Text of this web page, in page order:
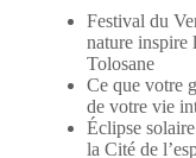
Festival du
nature inspire
Tolosane
Ce que votre
de votre vie
Éclipse
la Cité de